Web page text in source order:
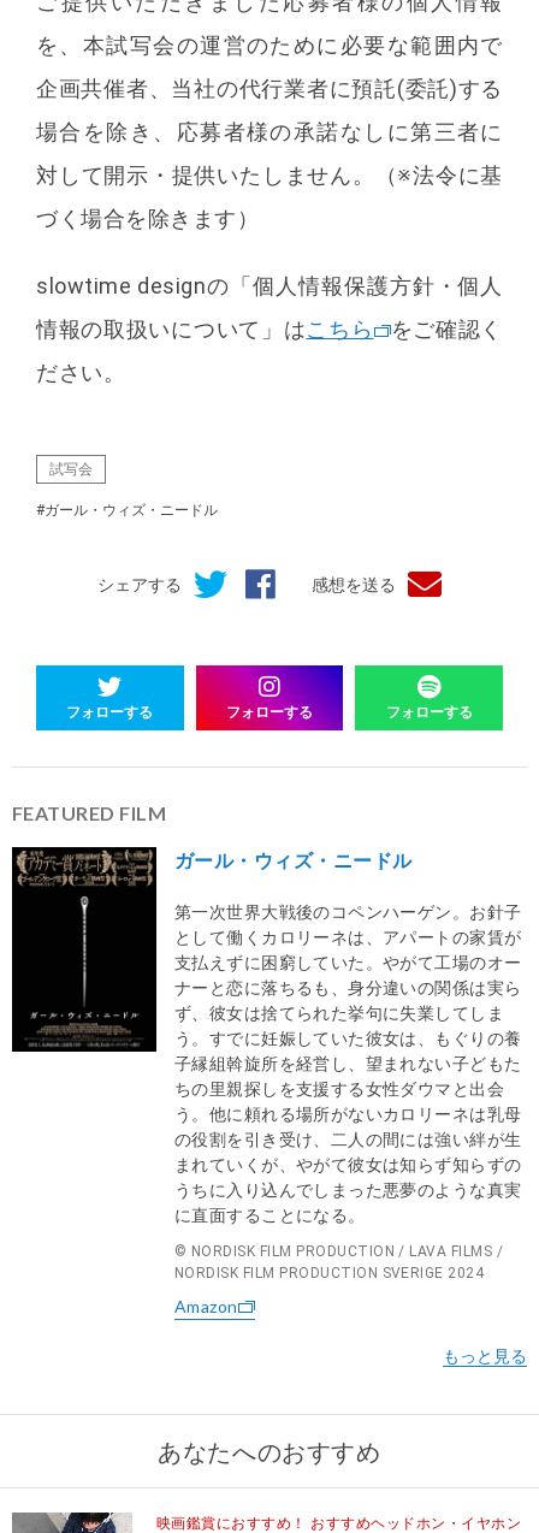
フォローする フォローする フォローする
を、本試写会の運営のために必要な範囲内で
企画共催者、当社の代行業者に預託(委託)する
場合を除き、応募者様の承諾なしに第三者に
対して開示・提供いたしません。（※法令に基
づく場合を除きます）
slowtime designの「個人情報保護方針・個人
情報の取扱いについて」はこちら
をご確認く
ださい。
試写会
#ガール・ウィズ・ニードル
シェアする 感想を送る
FEATURED FILM
ガール・ウィズ・ニードル
第一次世界大戦後のコペンハーゲン。お針子
として働くカロリーネは、アパートの家賃が
支払えずに困窮していた。やがて工場のオー
ナーと恋に落ちるも、身分違いの関係は実ら
ず、彼女は捨てられた挙句に失業してしま
う。すでに妊娠していた彼女は、もぐりの養
子縁組斡旋所を経営し、望まれない子どもた
ちの里親探しを支援する女性ダウマと出会
う。他に頼れる場所がないカロリーネは乳母
の役割を引き受け、二人の間には強い絆が生
まれていくが、やがて彼女は知らず知らずの
うちに入り込んでしまった悪夢のような真実
に直面することになる。
© NORDISK FILM PRODUCTION / LAVA FILMS /
NORDISK FILM PRODUCTION SVERIGE 2024
Amazon
あなたへのおすすめ
映画鑑賞におすすめ！ おすすめヘッドホン・イヤホン